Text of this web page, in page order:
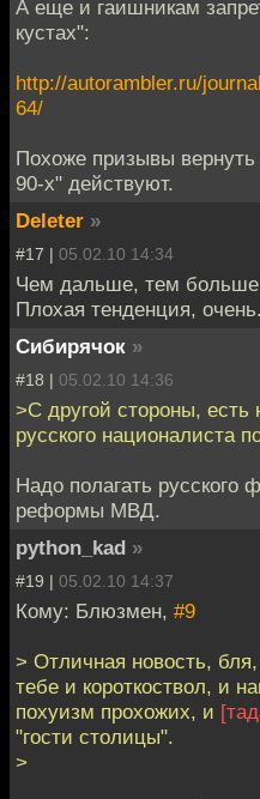
А еще и гаишникам
кустах":
http://autorambler.ru/
64/
Похоже призывы
90-х" действуют.
Deleter »
#17 | 05.02.10 14:34
Чем дальше, тем больше
Плохая тенденция, очень.
Сибирячок »
#18 | 05.02.10 14:36
>C другой стороны,
русского националиста
Надо полагать русского
реформы МВД.
python_kad »
#19 | 05.02.10 14:37
Кому: Блюзмен, #9
> Отличная новость,
тебе и короткоствол, и
похуизм прохожих, и
"гости столицы".
>